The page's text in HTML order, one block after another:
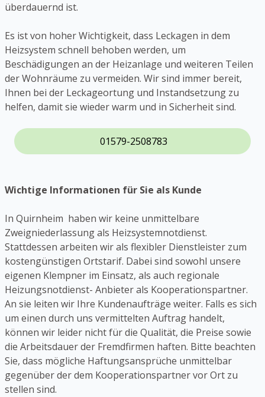
überdauernd ist.
Es ist von hoher Wichtigkeit, dass Leckagen in dem
Heizsystem schnell behoben werden, um
Beschädigungen an der Heizanlage und weiteren Teilen
der Wohnräume zu vermeiden. Wir sind immer bereit,
Ihnen bei der Leckageortung und Instandsetzung zu
helfen, damit sie wieder warm und in Sicherheit sind.
01579-2508783
Wichtige Informationen für Sie als Kunde
In Quirnheim haben wir keine unmittelbare
Zweigniederlassung als Heizsystemnotdienst.
Stattdessen arbeiten wir als flexibler Dienstleister zum
kostengünstigen Ortstarif. Dabei sind sowohl unsere
eigenen Klempner im Einsatz, als auch regionale
Heizungsnotdienst- Anbieter als Kooperationspartner.
An sie leiten wir Ihre Kundenaufträge weiter. Falls es sich
um einen durch uns vermittelten Auftrag handelt,
können wir leider nicht für die Qualität, die Preise sowie
die Arbeitsdauer der Fremdfirmen haften. Bitte beachten
Sie, dass mögliche Haftungsansprüche unmittelbar
gegenüber der dem Kooperationspartner vor Ort zu
stellen sind.